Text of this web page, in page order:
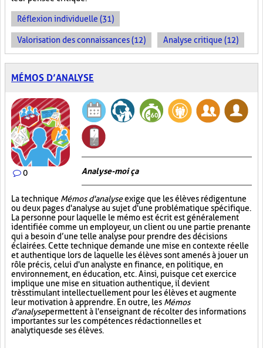
Réflexion individuelle (31)
Valorisation des connaissances (12) Analyse critique (12)
MÉMOS D’ANALYSE
0 Analyse-moi ça
La technique Mémos d'analyseexige que les élèves rédigent une
ou deux pages d'analyse au sujet d'une problématique spécifique.
La personne pour laquelle le mémo est écrit est généralement
identifiée comme un employeur, un client ou une partie prenante
qui a besoin d’une telle analyse pour prendre des décisions
éclairées. Cette technique demande une mise en contexte réelle
et authentique lors de laquelle les élèves sont amenés à jouer un
rôle précis, celui d'un analyste en finance, en politique, en
environnement, en éducation, etc. Ainsi, puisque cet exercice
implique une mise en situation authentique, il devient
très stimulant intellectuellement pour les élèves et augmente
leur motivation à apprendre. En outre, les Mémos
d'analysepermettent à l'enseignant de récolter des informations
importantes sur les compétences rédactionnelles et
analytiques de ses élèves.